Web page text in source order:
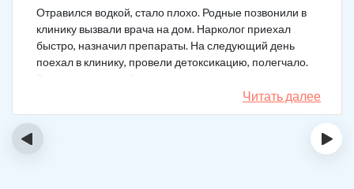
Отравился водкой, стало плохо. Родные позвонили в
клинику вызвали врача на дом. Нарколог приехал
быстро, назначил препараты. На следующий день
поехал в клинику, провели детоксикацию, полегчало.
Записался на реабилитацию, прошел и теперь думаю,
что в рот водку больше не возьму. Так намучался и
испугался.
Читать далее
‹ ›